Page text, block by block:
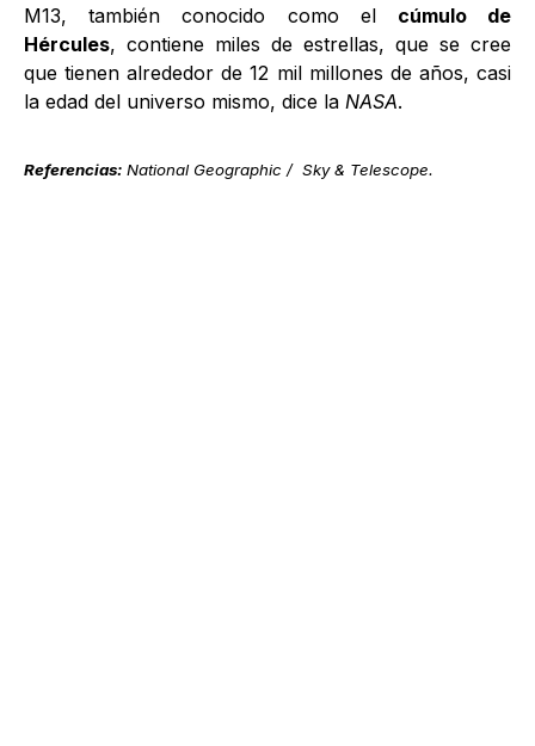
M13, también conocido como el cúmulo de
Hércules, contiene miles de estrellas, que se cree
que tienen alrededor de 12 mil millones de años, casi
la edad del universo mismo, dice la NASA.
Referencias: National Geographic / Sky & Telescope.